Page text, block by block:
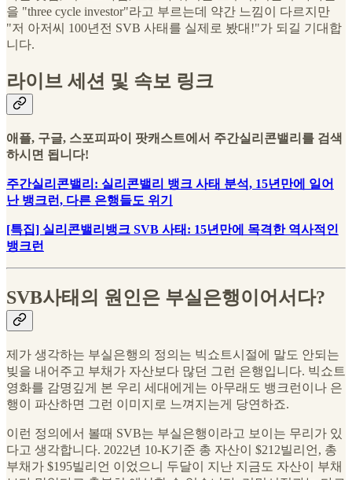
을 "three cycle investor"라고 부르는데 약간 느낌이 다르지만
"저 아저씨 100년전 SVB 사태를 실제로 봤대!"가 되길 기대합
니다.
라이브 세션 및 속보 링크
애플, 구글, 스포피파이 팟캐스트에서 주간실리콘밸리를 검색
하시면 됩니다!
주간실리콘밸리: 실리콘밸리 뱅크 사태 분석, 15년만에 일어
난 뱅크런, 다른 은행들도 위기
[특집] 실리콘밸리뱅크 SVB 사태: 15년만에 목격한 역사적인
뱅크런
SVB사태의 원인은 부실은행이어서다?
제가 생각하는 부실은행의 정의는 빅쇼트시절에 말도 안되는
빚을 내어주고 부채가 자산보다 많던 그런 은행입니다. 빅쇼트
영화를 감명깊게 본 우리 세대에게는 아무래도 뱅크런이나 은
행이 파산하면 그런 이미지로 느껴지는게 당연하죠.
이런 정의에서 볼때 SVB는 부실은행이라고 보이는 무리가 있
다고 생각합니다. 2022년 10-K기준 총 자산이 $212빌리언, 총
부채가 $195빌리언 이었으니 두달이 지난 지금도 자산이 부채